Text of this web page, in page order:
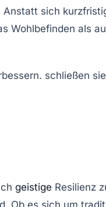
Anstatt sich
Wohlbefinden als
geistige Resilienz
Ob es sich um